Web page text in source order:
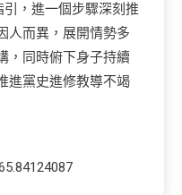
引，進一個步驟深刻推
人而異，展開情勢多
，同時俯下身子持續
進黨史進修教導不竭